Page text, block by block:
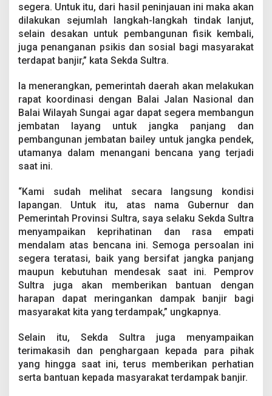
segera. Untuk itu, dari hasil peninjauan ini maka akan
dilakukan sejumlah langkah-langkah tindak lanjut,
selain desakan untuk pembangunan fisik kembali,
juga penanganan psikis dan sosial bagi masyarakat
terdapat banjir,” kata Sekda Sultra.
Ia menerangkan, pemerintah daerah akan melakukan
rapat koordinasi dengan Balai Jalan Nasional dan
Balai Wilayah Sungai agar dapat segera membangun
jembatan layang untuk jangka panjang dan
pembangunan jembatan bailey untuk jangka pendek,
utamanya dalam menangani bencana yang terjadi
saat ini.
“Kami sudah melihat secara langsung kondisi
lapangan. Untuk itu, atas nama Gubernur dan
Pemerintah Provinsi Sultra, saya selaku Sekda Sultra
menyampaikan keprihatinan dan rasa empati
mendalam atas bencana ini. Semoga persoalan ini
segera teratasi, baik yang bersifat jangka panjang
maupun kebutuhan mendesak saat ini. Pemprov
Sultra juga akan memberikan bantuan dengan
harapan dapat meringankan dampak banjir bagi
masyarakat kita yang terdampak,” ungkapnya.
Selain itu, Sekda Sultra juga menyampaikan
terimakasih dan penghargaan kepada para pihak
yang hingga saat ini, terus memberikan perhatian
serta bantuan kepada masyarakat terdampak banjir.